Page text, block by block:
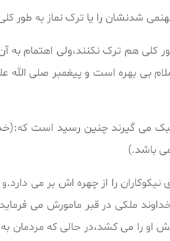
شدنشان را یا ترک نماز به طور
کلی هم ترک نکنند،ولی اهتمام
بی بهره است و پیغمبر صلی الله
می گیرند چنین رسید است
باشد.)
را از چهره اش بر می
ملکی در قبر مامورش می
او را می کشد،در حالی که